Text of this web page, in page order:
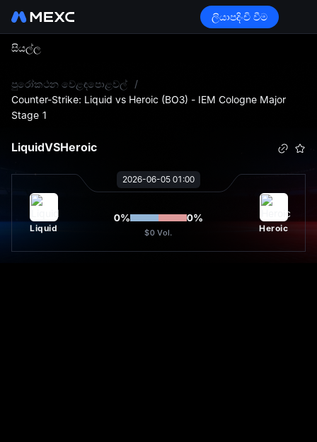
ලියාපදිංචි වීම
සියල්ල
පුරෝකථන වෙළඳපොළවල්
/
Counter-Strike: Liquid vs Heroic (BO3) - IEM Cologne Major
Stage 1
LiquidVSHeroic
2026-06-05 01:00
Liquid
0% 0%
$0 Vol. Heroic